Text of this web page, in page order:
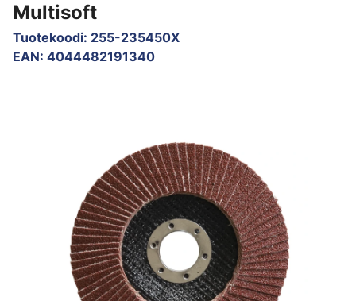
Multisoft
Tuotekoodi: 255-235450X
EAN: 4044482191340